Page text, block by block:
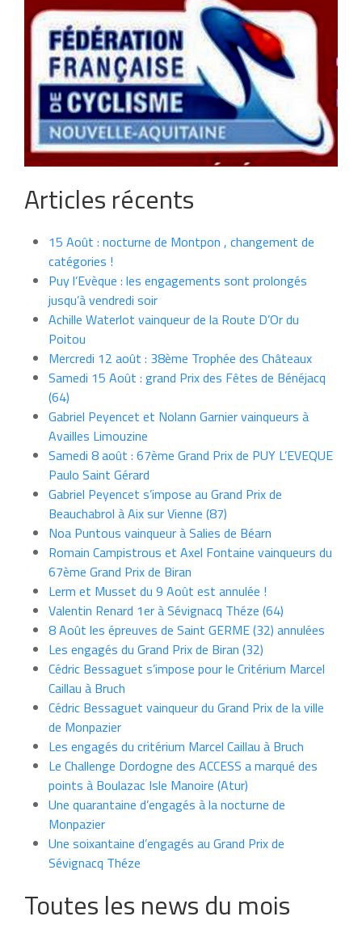
Articles récents
15 Août : nocturne de Montpon , changement de
catégories !
Puy l’Evèque : les engagements sont prolongés
jusqu’à vendredi soir
Achille Waterlot vainqueur de la Route D’Or du
Poitou
Mercredi 12 août : 38ème Trophée des Châteaux
Samedi 15 Août : grand Prix des Fêtes de Bénéjacq
(64)
Gabriel Peyencet et Nolann Garnier vainqueurs à
Availles Limouzine
Samedi 8 août : 67ème Grand Prix de PUY L’EVEQUE
Paulo Saint Gérard
Gabriel Peyencet s’impose au Grand Prix de
Beauchabrol à Aix sur Vienne (87)
Noa Puntous vainqueur à Salies de Béarn
Romain Campistrous et Axel Fontaine vainqueurs du
67ème Grand Prix de Biran
Lerm et Musset du 9 Août est annulée !
Valentin Renard 1er à Sévignacq Théze (64)
8 Août les épreuves de Saint GERME (32) annulées
Les engagés du Grand Prix de Biran (32)
Cédric Bessaguet s’impose pour le Critérium Marcel
Caillau à Bruch
Cédric Bessaguet vainqueur du Grand Prix de la ville
de Monpazier
Les engagés du critérium Marcel Caillau à Bruch
Le Challenge Dordogne des ACCESS a marqué des
points à Boulazac Isle Manoire (Atur)
Une quarantaine d’engagés à la nocturne de
Monpazier
Une soixantaine d’engagés au Grand Prix de
Sévignacq Théze
Toutes les news du mois